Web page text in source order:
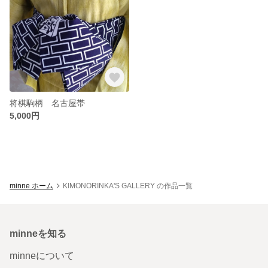
将棋駒柄 名古屋帯
5,000円
minne ホーム KIMONORINKA'S GALLERY の作品一覧
minneを知る
minneについて